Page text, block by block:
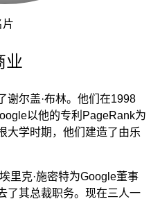
片
业
谢尔盖·布林。他们在1998
以他的专利PageRank为
大学时期，他们建造了由乐
里克·施密特为Google董事
了其总裁职务。现在三人一